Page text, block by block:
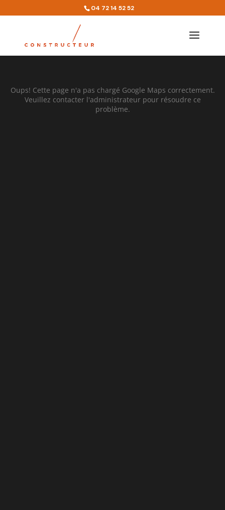
04 72 14 52 52
Quartier :69360
Oups! Cette page n'a pas chargé Google Maps correctement.
Veuillez contacter l'administrateur pour résoudre ce
problème.